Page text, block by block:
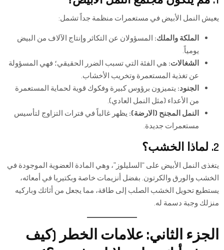
يعيش النمل الأبيض في مستعمرات منظمة جداً تشمل:
الملكة والملك: المسؤولان عن التكاثر وإنتاج الآلاف من البيض
يومياً.
الشغالات: هي الفئة التي تسبب الضرر الحقيقي؛ فهي المسؤولة
عن تغذية المستعمرة وتخريب الأخشاب.
الجنود: يتميزون برؤوس كبيرة وفكوك قوية لحماية المستعمرة
من الأعداء (مثل النمل العادي).
النمل المجنح (الارضة): يظهر غالباً في فترات التزاوج لتأسيس
مستعمرات جديدة.
2. لماذا الخشب؟
يتغذى النمل الأبيض على “السليلوز”، وهي المادة العضوية الموجودة في
الخشب والورق والكرتون. بفضل أنزيمات خاصة وبكتيريا في أمعائه،
يستطيع تحويل الخشب الصلب إلى طاقة، مما يجعل من أثاثك وباركيه
منزلك وجبة دسمة له.
الجزء الثاني: علامات الخطر (كيف